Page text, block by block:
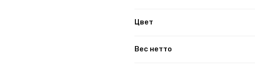
Цвет
Вес нетто